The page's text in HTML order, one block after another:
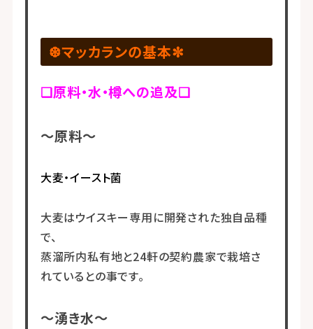
❆マッカランの基本✼
❏原料・水・樽への追及❏
～原料～
大麦・イースト菌
大麦はウイスキー専用に開発された独自品種
で、
蒸溜所内私有地と24軒の契約農家で栽培さ
れているとの事です。
～湧き水～